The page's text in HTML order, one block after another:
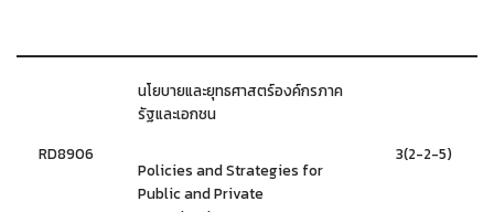
RD8906
นโยบายและยุทธศาสตร์องค์กรภาค
รัฐและเอกชน
Policies and Strategies for
Public and Private
3(2-2-5)